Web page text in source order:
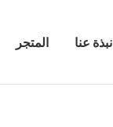
المتجر نبذة عنا